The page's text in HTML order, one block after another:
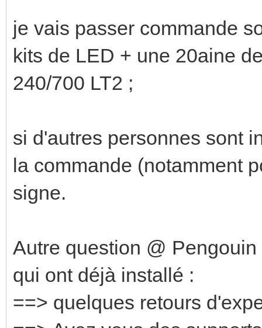
je vais passer commande
kits de LED + une 20aine
240/700 LT2 ;
si d'autres personnes sont
la commande (notamment
signe.
Autre question @
qui ont déjà installé :
==> quelques retours